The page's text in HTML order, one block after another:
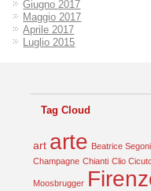
Giugno 2017
Maggio 2017
Aprile 2017
Luglio 2015
Tag Cloud
art arte Beatrice Segoni
Champagne Chianti Clio
Moosbrugger